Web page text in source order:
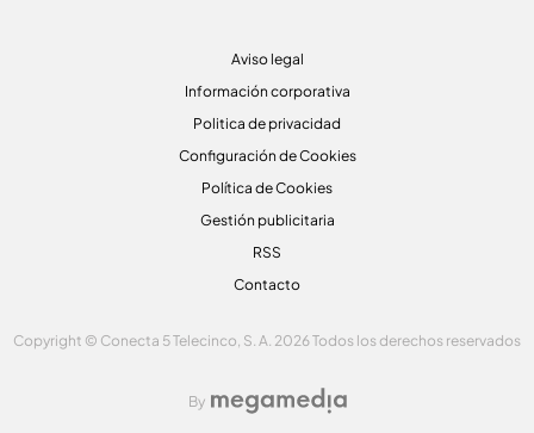
Aviso legal
Información corporativa
Politica de privacidad
Configuración de Cookies
Política de Cookies
Gestión publicitaria
RSS
Contacto
Copyright © Conecta 5 Telecinco, S. A. 2026 Todos los derechos reservados
By